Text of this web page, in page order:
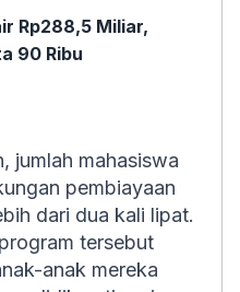
Rp288,5 Miliar,
90 Ribu
jumlah mahasiswa
pembiayaan
dari dua kali lipat.
tersebut
anak mereka